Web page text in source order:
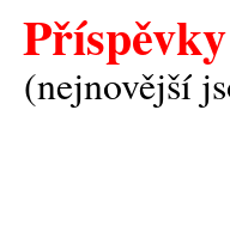
(nejnovější